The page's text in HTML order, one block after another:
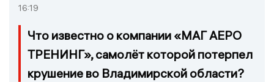
16:19
Что известно о компании «МАГ АЕРО
ТРЕНИНГ», самолёт которой потерпел
крушение во Владимирской области?